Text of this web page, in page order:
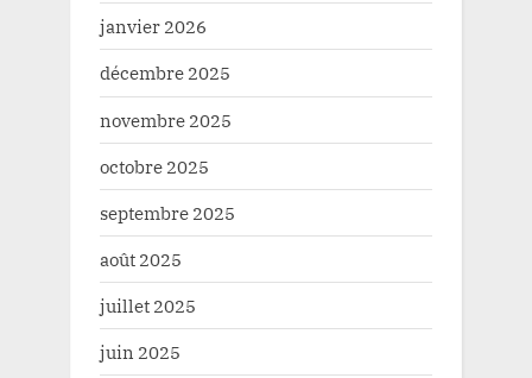
janvier 2026
décembre 2025
novembre 2025
octobre 2025
septembre 2025
août 2025
juillet 2025
juin 2025